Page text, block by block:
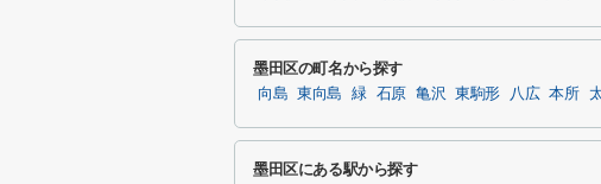
墨田区の町名から探す
向島 東向島 緑 石原 亀沢 東駒形 八広 本所
墨田区にある駅から探す